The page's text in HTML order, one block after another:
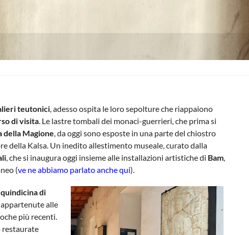
teutonici , adesso ospita le loro sepolture che riappaiono
di visita . Le lastre tombali dei monaci-guerrieri, che prima si
della Magione , da oggi sono esposte in una parte del chiostro
della Kalsa. Un inedito allestimento museale, curato dalla
, che si inaugura oggi insieme alle installazioni artistiche di Bam
(ve ne abbiamo parlato anche qui).
quindicina di
alle
più recenti.
restaurate